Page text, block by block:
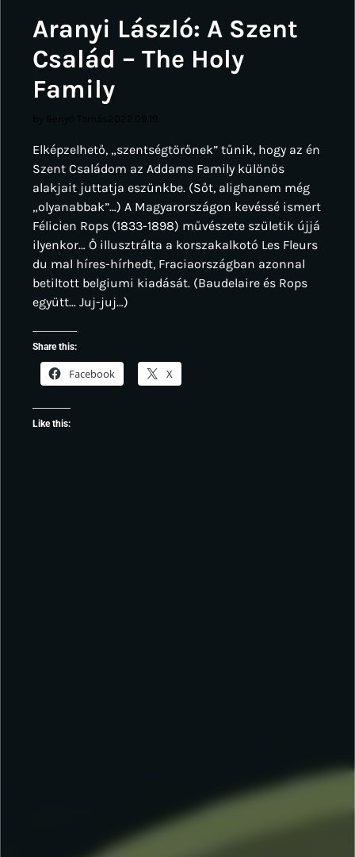
Aranyi László: A Szent
Család – The Holy
Family
Elképzelhető, „szentségtörőnek” tűnik, hogy az én
Szent Családom az Addams Family különös
alakjait juttatja eszünkbe. (Sőt, alighanem még
„olyanabbak”…) A Magyarországon kevéssé ismert
Félicien Rops (1833-1898) művészete születik újjá
ilyenkor… Ő illusztrálta a korszakalkotó Les Fleurs
du mal híres-hírhedt, Fraciaországban azonnal
betiltott belgiumi kiadását. (Baudelaire és Rops
együtt… Juj-juj…)
Share this:
Facebook X
Like this: